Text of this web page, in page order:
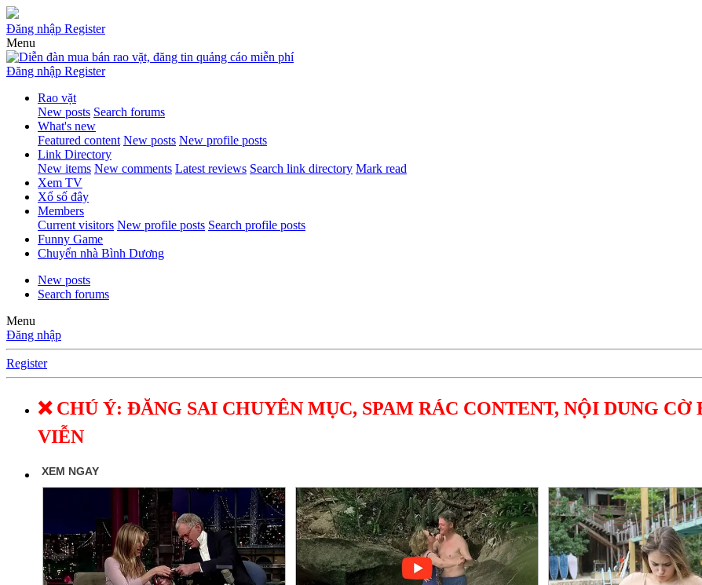
Đăng nhập Register
Menu
Đăng nhập Register
Rao vặt
New posts Search forums
What's new
Featured content New posts New profile posts
Link Directory
New items New comments Latest reviews Search link directory Mark read
Xem TV
Xổ số đây
Members
Current visitors New profile posts Search profile posts
Funny Game
Chuyển nhà Bình Dương
New posts
Search forums
Menu
Đăng nhập
Register
❌ CHÚ Ý: ĐĂNG SAI CHUYÊN MỤC, SPAM RÁC CONTENT, NỘI DUNG
VIỄN